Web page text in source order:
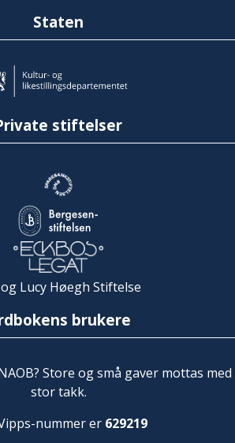
Staten
stiftelser
Lucy Høegh Stiftelse
brukere
Store og små gaver mottas med
stor takk.
nummer er 629219